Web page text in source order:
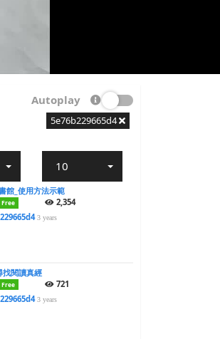
Autoplay
5e76b229665d4
10
館_使用方法示範
Free
2,354
3 years
找閱讀真經
Free
721
3 years